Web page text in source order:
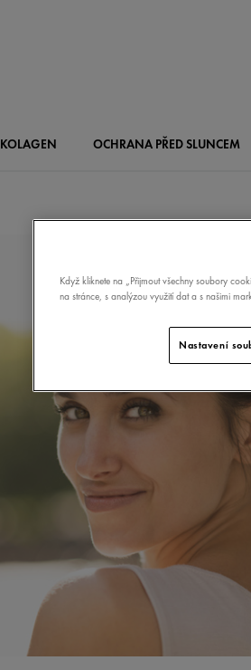
KOLAGEN OCHRANA PŘED SLUNCEM
Když kliknete na „Přijmout všechny soubory
na stránce, s analýzou využití dat a s našimi
Nastavení